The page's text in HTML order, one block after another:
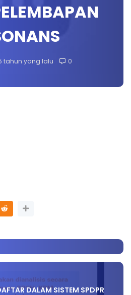
tahun yang lalu 0
DALAM SISTEM SPDPR